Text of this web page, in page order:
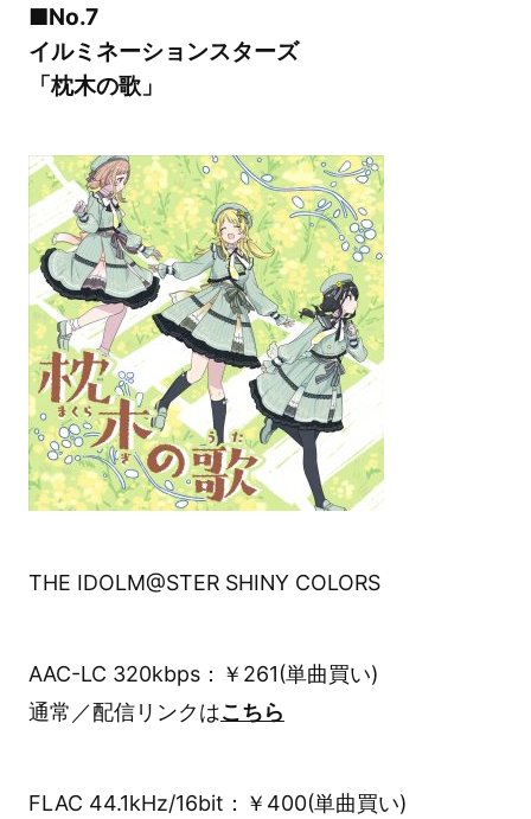
■No.7
イルミネーションスターズ
「枕木の歌」
THE IDOLM@STER SHINY COLORS
AAC-LC 320kbps：￥261(単曲買い)
通常／配信リンクはこちら
FLAC 44.1kHz/16bit：￥400(単曲買い)